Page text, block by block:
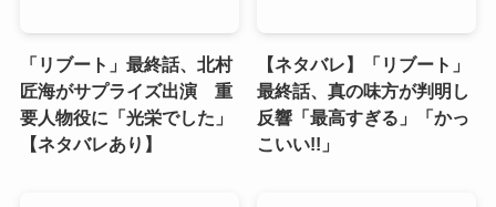
「リブート」最終話、北村
匠海がサプライズ出演 重
要人物役に「光栄でした」
【ネタバレあり】
【ネタバレ】「リブート」
最終話、真の味方が判明し
反響「最高すぎる」「かっ
こいい!!」